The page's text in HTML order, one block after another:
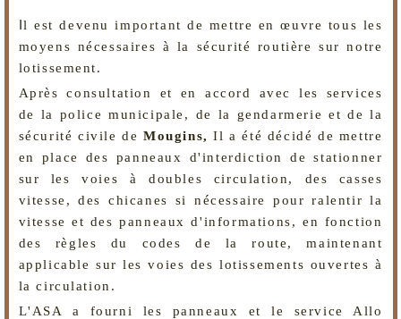
Il est devenu important de mettre en œuvre tous les
moyens nécessaires à la sécurité routière sur notre
lotissement.
Après consultation et en accord avec les services
de la police municipale, de la gendarmerie et de la
sécurité civile de Mougins, Il a été décidé de mettre
en place des panneaux d'interdiction de stationner
sur les voies à doubles circulation, des casses
vitesse, des chicanes si nécessaire pour ralentir la
vitesse et des panneaux d'informations, en fonction
des règles du codes de la route, maintenant
applicable sur les voies des lotissements ouvertes à
la circulation.
L'ASA a fourni les panneaux et le service Allo